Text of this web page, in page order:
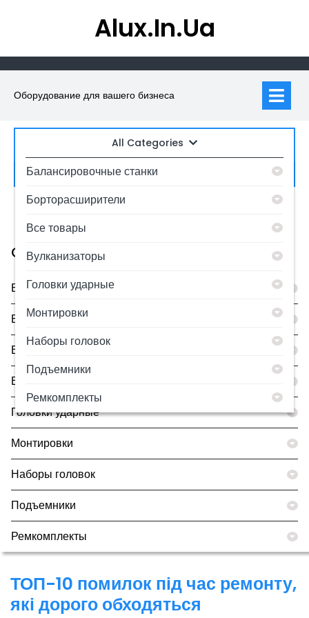
Alux.in.ua
Оборудование для вашего бизнеса
All Categories
Балансировочные станки
Борторасширители
Все товары
Вулканизаторы
Головки ударные
Монтировки
Наборы головок
Подъемники
Ремкомплекты
Искать:
Category
Балансировочные станки
Борторасширители
Все товары
Вулканизаторы
Головки ударные
Монтировки
Наборы головок
Подъемники
Ремкомплекты
ТОП-10 помилок під час ремонту,
які дорого обходяться